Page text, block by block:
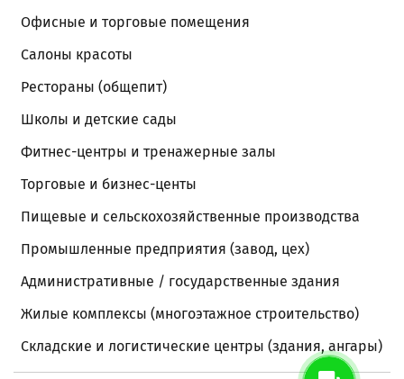
Офисные и торговые помещения
Салоны красоты
Рестораны (общепит)
Школы и детские сады
Фитнес-центры и тренажерные залы
Торговые и бизнес-центы
Пищевые и сельскохозяйственные производства
Промышленные предприятия (завод, цех)
Административные / государственные здания
Жилые комплексы (многоэтажное строительство)
Складские и логистические центры (здания, ангары)